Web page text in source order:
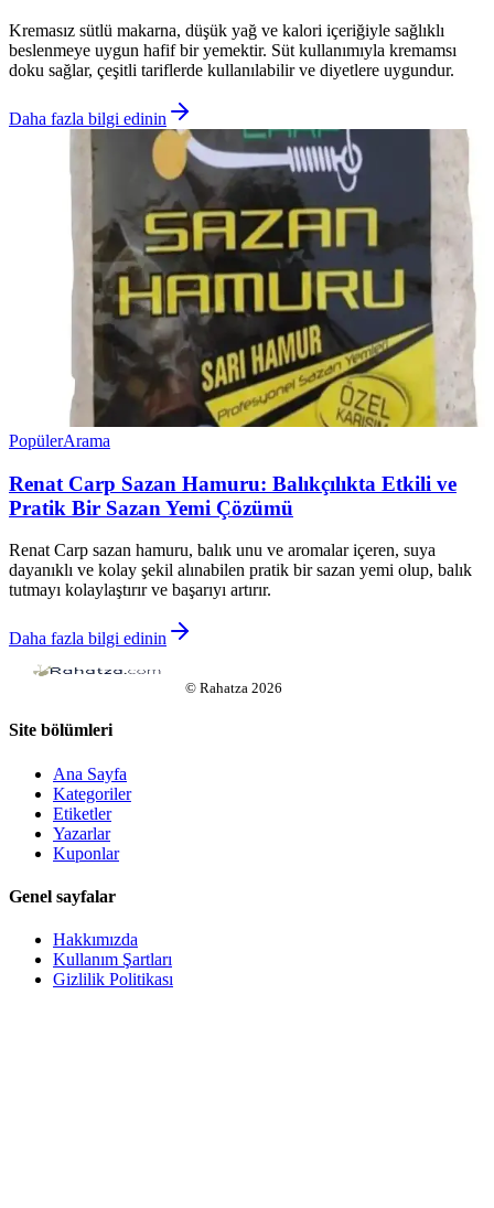
Kremasız sütlü makarna, düşük yağ ve kalori içeriğiyle sağlıklı
beslenmeye uygun hafif bir yemektir. Süt kullanımıyla kremamsı
doku sağlar, çeşitli tariflerde kullanılabilir ve diyetlere uygundur.
Daha fazla bilgi edinin
PopülerArama
Renat Carp Sazan Hamuru: Balıkçılıkta Etkili ve
Pratik Bir Sazan Yemi Çözümü
Renat Carp sazan hamuru, balık unu ve aromalar içeren, suya
dayanıklı ve kolay şekil alınabilen pratik bir sazan yemi olup, balık
tutmayı kolaylaştırır ve başarıyı artırır.
Daha fazla bilgi edinin
© Rahatza 2026
Site bölümleri
Ana Sayfa
Kategoriler
Etiketler
Yazarlar
Kuponlar
Genel sayfalar
Hakkımızda
Kullanım Şartları
Gizlilik Politikası